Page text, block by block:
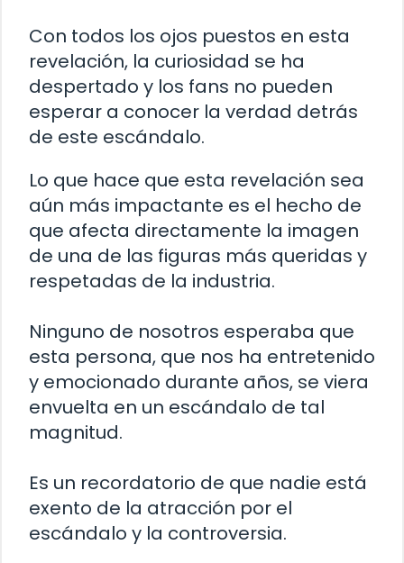
Con todos los ojos puestos en esta
revelación, la curiosidad se ha
despertado y los fans no pueden
esperar a conocer la verdad detrás
de este escándalo.
Lo que hace que esta revelación sea
aún más impactante es el hecho de
que afecta directamente la imagen
de una de las figuras más queridas y
respetadas de la industria.
Ninguno de nosotros esperaba que
esta persona, que nos ha entretenido
y emocionado durante años, se viera
envuelta en un escándalo de tal
magnitud.
Es un recordatorio de que nadie está
exento de la atracción por el
escándalo y la controversia.